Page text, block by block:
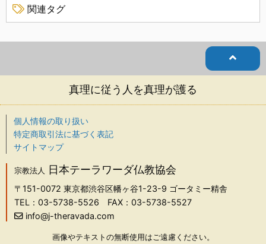
関連タグ
真理に従う人を真理が護る
個人情報の取り扱い
特定商取引法に基づく表記
サイトマップ
宗教法人 日本テーラワーダ仏教協会
〒151-0072 東京都渋谷区幡ヶ谷1-23-9 ゴータミー精舎
TEL：03-5738-5526 FAX：03-5738-5527
info@j-theravada.com
画像やテキストの無断使用はご遠慮ください。